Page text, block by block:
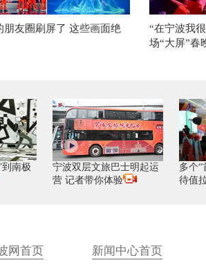
朋友圈刷屏了 这些画面绝
“在宁波我
场“大屏”春
到南极
宁波双层文旅巴士明起运
营 记者带你体验
多个“
待值
网首页 新闻中心首页